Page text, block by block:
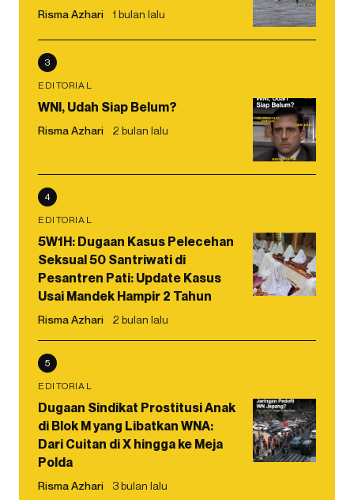
Risma Azhari 1 bulan lalu
3
EDITORIAL
WNI, Udah Siap Belum?
Risma Azhari 2 bulan lalu
4
EDITORIAL
5W1H: Dugaan Kasus Pelecehan
Seksual 50 Santriwati di
Pesantren Pati: Update Kasus
Usai Mandek Hampir 2 Tahun
Risma Azhari 2 bulan lalu
5
EDITORIAL
Dugaan Sindikat Prostitusi Anak
di Blok M yang Libatkan WNA:
Dari Cuitan di X hingga ke Meja
Polda
Risma Azhari 3 bulan lalu